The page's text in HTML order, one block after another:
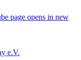
page opens in new